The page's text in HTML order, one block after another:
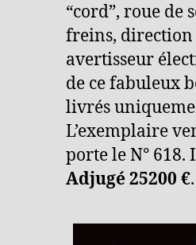
“cord”, roue de
freins,
avertisseur
de ce fabuleux
livrés
L’exemplaire
porte le N° 618.
Adjugé 25200 €.